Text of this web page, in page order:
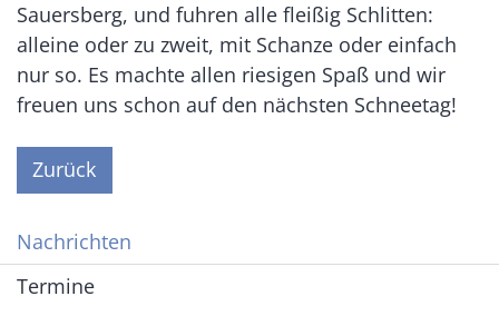
Sauersberg, und fuhren alle fleißig Schlitten:
alleine oder zu zweit, mit Schanze oder einfach
nur so. Es machte allen riesigen Spaß und wir
freuen uns schon auf den nächsten Schneetag!
Zurück
Nachrichten
Termine